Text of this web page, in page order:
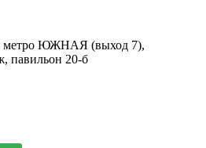
метро ЮЖНАЯ (выход 7),
20-б